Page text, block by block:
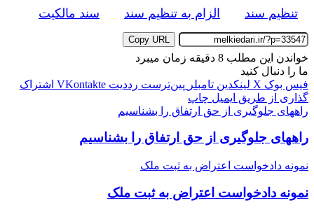
تنظیم سند
الزام به تنظیم سند سند مالکیت
Copy URL
خواندن این مطلب 8 دقیقه زمان میبرد
ما را دنبال کنید
فیس بوک X لینکدین ‫تامبلر ‫پین‌ترست ‫رددیت ‫VKontakte اشتراک
گذاری از طریق ایمیل چاپ
راههای جلوگیری از حق ارتفاق را بشناسیم
راههای جلوگیری از حق ارتفاق را بشناسیم
نمونه دادخواست اعتراض به ثبت ملک
نمونه دادخواست اعتراض به ثبت ملک